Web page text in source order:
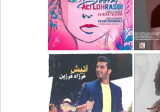
دانلود آهنگ جدید علی
لهراسبی بنام صورت